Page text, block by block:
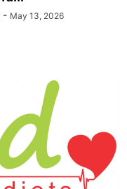
- May 13, 2026